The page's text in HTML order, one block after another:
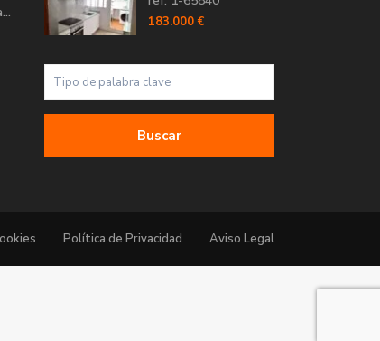
183.000 €
Buscar
Política de Privacidad Aviso Legal